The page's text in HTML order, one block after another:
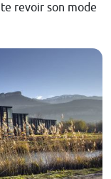
revoir son mode